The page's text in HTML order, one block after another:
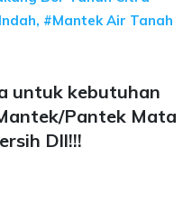
#Mantek Air Tanah
untuk kebutuhan
Pantek Mata
Dll!!!